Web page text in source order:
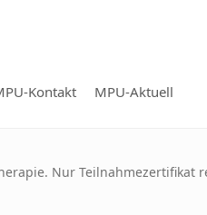
Kontakt MPU-Aktuell
Nur Teilnahmezertifikat